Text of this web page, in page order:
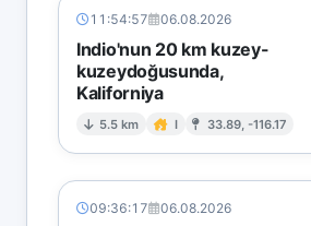
11:54:57 06.08.2026
Indio'nun 20 km kuzey-
kuzeydoğusunda,
Kaliforniya
5.5 km I 33.89, -116.17
09:36:17 06.08.2026